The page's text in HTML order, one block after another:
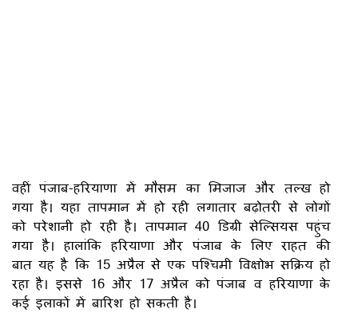
वहीं पंजाब-हरियाणा में मौसम का मिजाज और तल्ख हो
गया है। यहा तापमान में हो रही लगातार बढ़ोतरी से लोगों
को परेशानी हो रही है। तापमान 40 डिग्री सेल्सियस पहुंच
गया है। हालांकि हरियाणा और पंजाब के लिए राहत की
बात यह है कि 15 अप्रैल से एक पश्चिमी विक्षोभ सक्रिय हो
रहा है। इससे 16 और 17 अप्रैल को पंजाब व हरियाणा के
कई इलाकों में बारिश हो सकती है।